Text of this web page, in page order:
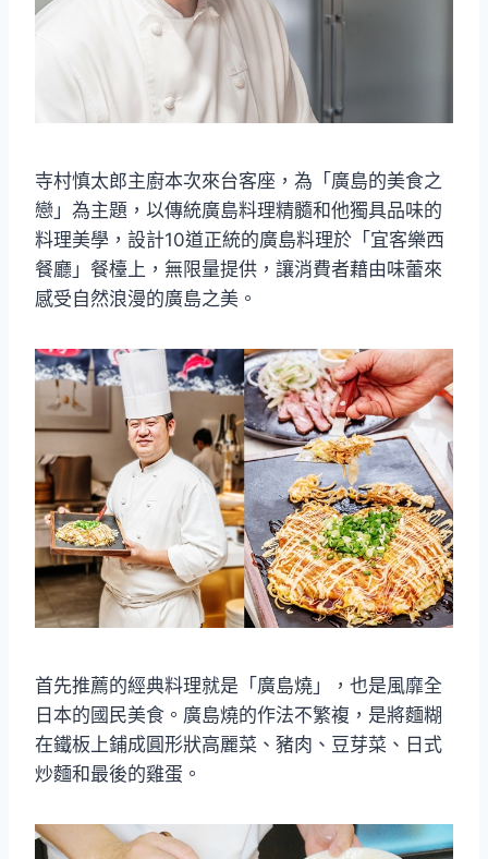
寺村慎太郎主廚本次來台客座，為「廣島的美食之
戀」為主題，以傳統廣島料理精髓和他獨具品味的
料理美學，設計10道正統的廣島料理於「宜客樂西
餐廳」餐檯上，無限量提供，讓消費者藉由味蕾來
感受自然浪漫的廣島之美。
首先推薦的經典料理就是「廣島燒」，也是風靡全
日本的國民美食。廣島燒的作法不繁複，是將麵糊
在鐵板上鋪成圓形狀高麗菜、豬肉、豆芽菜、日式
炒麵和最後的雞蛋。